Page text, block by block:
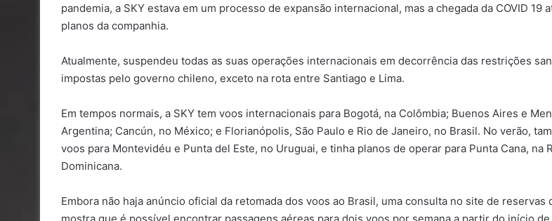
pandemia, a SKY estava em um processo de expansão internacional, mas a chegada da COVID 19
planos da companhia.
Atualmente, suspendeu todas as suas operações internacionais em decorrência das restrições
impostas pelo governo chileno, exceto na rota entre Santiago e Lima.
Em tempos normais, a SKY tem voos internacionais para Bogotá, na Colômbia; Buenos Aires e
Argentina; Cancún, no México; e Florianópolis, São Paulo e Rio de Janeiro, no Brasil. No verão,
voos para Montevidéu e Punta del Este, no Uruguai, e tinha planos de operar para Punta Cana, na
Dominicana.
Embora não haja anúncio oficial da retomada dos voos ao Brasil, uma consulta no site de reservas